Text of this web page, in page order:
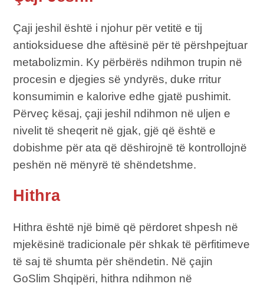
Çaji jeshil është i njohur për vetitë e tij
antioksiduese dhe aftësinë për të përshpejtuar
metabolizmin. Ky përbërës ndihmon trupin në
procesin e djegies së yndyrës, duke rritur
konsumimin e kalorive edhe gjatë pushimit.
Përveç kësaj, çaji jeshil ndihmon në uljen e
nivelit të sheqerit në gjak, gjë që është e
dobishme për ata që dëshirojnë të kontrollojnë
peshën në mënyrë të shëndetshme.
Hithra
Hithra është një bimë që përdoret shpesh në
mjekësinë tradicionale për shkak të përfitimeve
të saj të shumta për shëndetin. Në çajin
GoSlim Shqipëri, hithra ndihmon në